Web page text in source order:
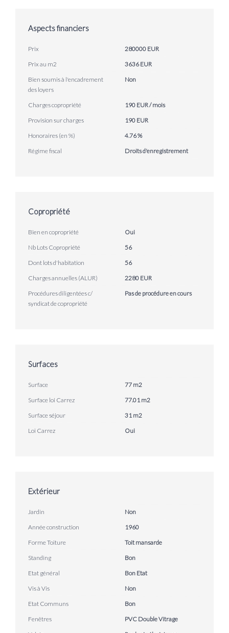
Aspects financiers
Prix
280000 EUR
Prix au m2
3636 EUR
Bien soumis à l'encadrement
des loyers
Non
Charges copropriété
190 EUR / mois
Provision sur charges
190 EUR
Honoraires (en %)
4.76 %
Régime fiscal
Droits d'enregistrement
Copropriété
Bien en copropriété
Oui
Nb Lots Copropriété
56
Dont lots d'habitation
56
Charges annuelles (ALUR)
2280 EUR
Procédures diligentées c/
syndicat de copropriété
Pas de procédure en cours
Surfaces
Surface
77 m2
Surface loi Carrez
77.01 m2
Surface séjour
31 m2
Loi Carrez
Oui
Extérieur
Jardin
Non
Année construction
1960
Forme Toiture
Toit mansarde
Standing
Bon
Etat général
Bon Etat
Vis à Vis
Non
Etat Communs
Bon
Fenêtres
PVC Double Vitrage